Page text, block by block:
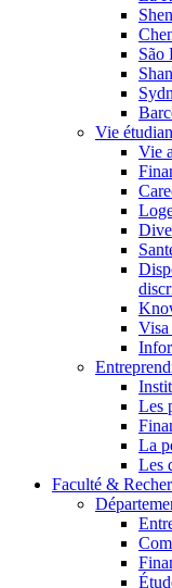
São
Vie
Vie
Visa
Les
La
Les
Faculté &